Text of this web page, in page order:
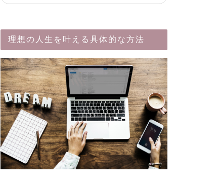
理想の人生を叶える具体的な方法